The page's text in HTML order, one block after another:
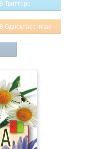
В Твиттере
В Одноклассниках